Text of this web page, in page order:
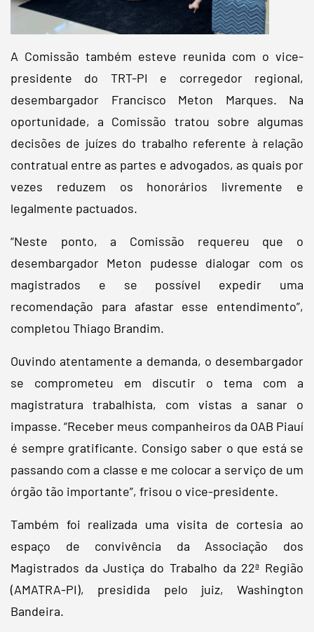
A Comissão também esteve reunida com o vice-
presidente do TRT-PI e corregedor regional,
desembargador Francisco Meton Marques. Na
oportunidade, a Comissão tratou sobre algumas
decisões de juízes do trabalho referente à relação
contratual entre as partes e advogados, as quais por
vezes reduzem os honorários livremente e
legalmente pactuados.
“Neste ponto, a Comissão requereu que o
desembargador Meton pudesse dialogar com os
magistrados e se possível expedir uma
recomendação para afastar esse entendimento”,
completou Thiago Brandim.
Ouvindo atentamente a demanda, o desembargador
se comprometeu em discutir o tema com a
magistratura trabalhista, com vistas a sanar o
impasse. “Receber meus companheiros da OAB Piauí
é sempre gratificante. Consigo saber o que está se
passando com a classe e me colocar a serviço de um
órgão tão importante”, frisou o vice-presidente.
Também foi realizada uma visita de cortesia ao
espaço de convivência da Associação dos
Magistrados da Justiça do Trabalho da 22ª Região
(AMATRA-PI), presidida pelo juiz, Washington
Bandeira.